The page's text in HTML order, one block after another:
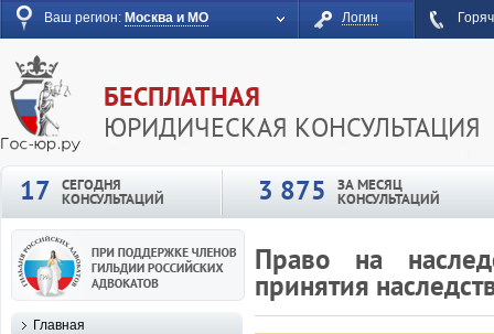
Ваш регион: Москва и МО Логин
БЕСПЛАТНАЯ
ЮРИДИЧЕСКАЯ КОНСУЛЬТАЦИЯ
17
СЕГОДНЯ
КОНСУЛЬТАЦИЙ 3 875 ЗА МЕСЯЦ
КОНСУЛЬТАЦИЙ
Право на
принятия
Главная